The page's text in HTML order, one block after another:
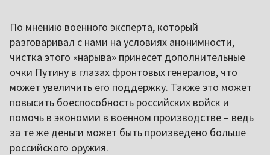
По мнению военного эксперта, который
разговаривал с нами на условиях анонимности,
чистка этого «нарыва» принесет дополнительные
очки Путину в глазах фронтовых генералов, что
может увеличить его поддержку. Также это может
повысить боеспособность российских войск и
помочь в экономии в военном производстве – ведь
за те же деньги может быть произведено больше
российского оружия.